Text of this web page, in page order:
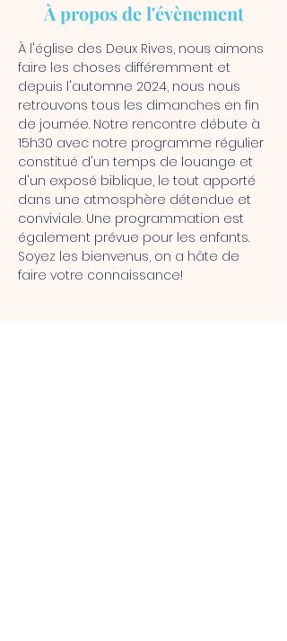
À propos de l'évènement
À l'église des Deux Rives, nous aimons
faire les choses différemment et
depuis l'automne 2024, nous nous
retrouvons tous les dimanches en fin
de journée. Notre rencontre débute à
15h30 avec notre programme régulier
constitué d'un temps de louange et
d'un exposé biblique, le tout apporté
dans une atmosphère détendue et
conviviale. Une programmation est
également prévue pour les enfants.
Soyez les bienvenus, on a hâte de
faire votre connaissance!